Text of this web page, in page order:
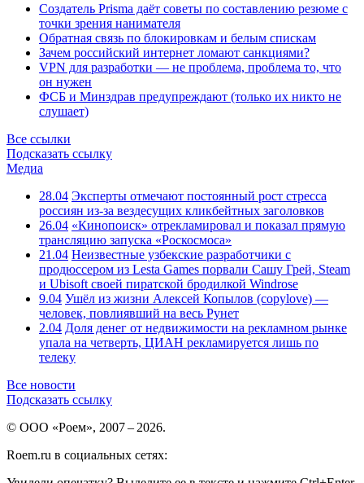
Создатель Prisma даёт советы по составлению резюме с
точки зрения нанимателя
Обратная связь по блокировкам и белым спискам
Зачем российский интернет ломают санкциями?
VPN для разработки — не проблема, проблема то, что
он нужен
ФСБ и Минздрав предупреждают (только их никто не
слушает)
Все ссылки
Подсказать ссылку
Медиа
28.04 Эксперты отмечают постоянный рост стресса
россиян из-за вездесущих кликбейтных заголовков
26.04 «Кинопоиск» отрекламировал и показал прямую
трансляцию запуска «Роскосмоса»
21.04 Неизвестные узбекские разработчики с
продюссером из Lesta Games порвали Сашу Грей, Steam
и Ubisoft своей пиратской бродилкой Windrose
9.04 Ушёл из жизни Алексей Копылов (copylove) —
человек, повлиявший на весь Рунет
2.04 Доля денег от недвижимости на рекламном рынке
упала на четверть, ЦИАН рекламируется лишь по
телеку
Все новости
Подсказать ссылку
© ООО «Роем», 2007 – 2026.
Roem.ru в социальных сетях: